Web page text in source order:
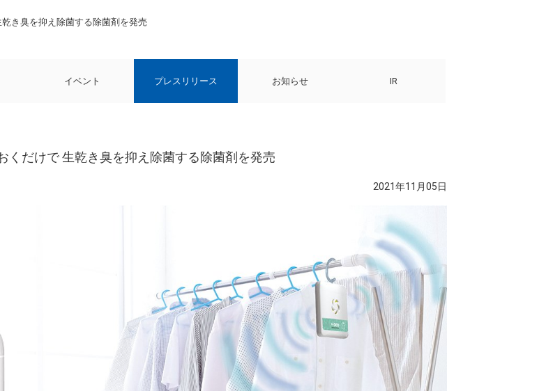
き臭を抑え除菌する除菌剤を発売
イベント プレスリリース お知らせ IR
くだけで 生乾き臭を抑え除菌する除菌剤を発売
2021年11月05日